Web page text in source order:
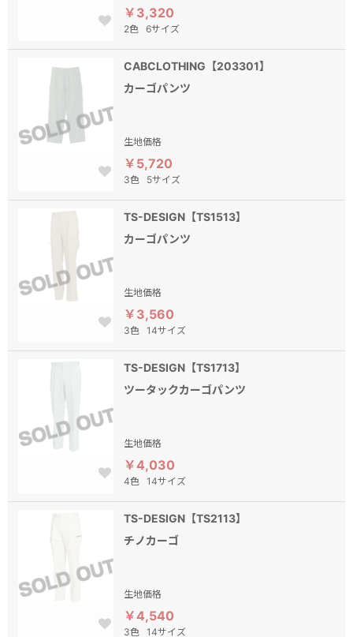
￥3,320
2色 6サイズ
CABCLOTHING【203301】
カーゴパンツ
生地価格
￥5,720
3色 5サイズ
TS-DESIGN【TS1513】
カーゴパンツ
生地価格
￥3,560
3色 14サイズ
TS-DESIGN【TS1713】
ツータックカーゴパンツ
生地価格
￥4,030
4色 14サイズ
TS-DESIGN【TS2113】
チノカーゴ
生地価格
￥4,540
3色 14サイズ